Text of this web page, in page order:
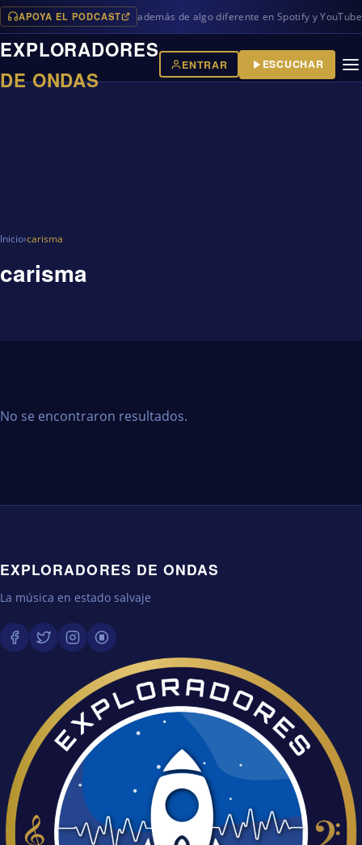
APOYA EL PODCAST
programas en iVoox, además de algo diferente en Spotify y YouTube!
EXPLORADORES
DE ONDAS
ENTRAR ESCUCHAR
Inicio›carisma
carisma
No se encontraron resultados.
EXPLORADORES DE ONDAS
La música en estado salvaje